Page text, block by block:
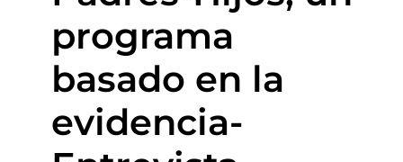
programa
basado en la
evidencia-